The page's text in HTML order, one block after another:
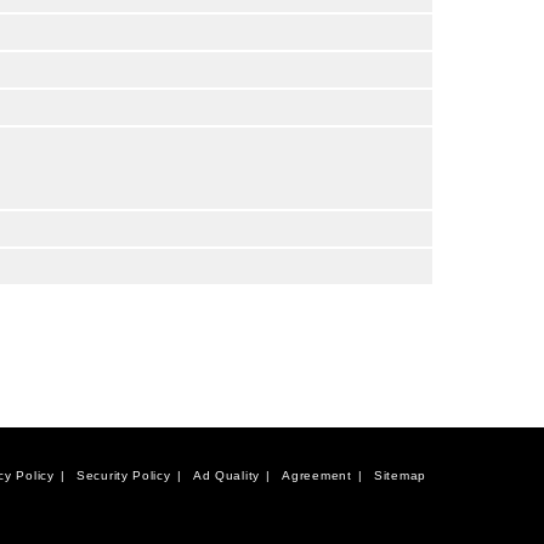
Policy Security Policy Ad Quality Agreement
Sitemap